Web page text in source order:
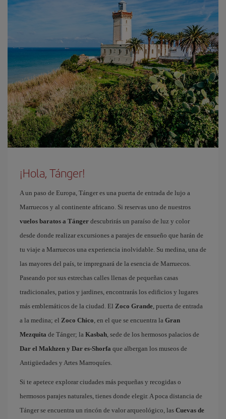
¡Hola, Tánger!
A un paso de Europa, Tánger es una puerta de entrada de lujo a
Marruecos y al continente africano. Si reservas uno de nuestros
vuelos baratos a Tánger descubrirás un paraíso de luz y color
desde donde realizar excursiones a parajes de ensueño que harán de
tu viaje a Marruecos una experiencia inolvidable. Su medina, una de
las mayores del país, te impregnará de la esencia de Marruecos.
Paseando por sus estrechas calles llenas de pequeñas casas
tradicionales, patios y jardines, encontrarás los edificios y lugares
más emblemáticos de la ciudad. El Zoco Grande, puerta de entrada
a la medina; el Zoco Chico, en el que se encuentra la Gran
Mezquita de Tánger; la Kasbah, sede de los hermosos palacios de
Dar el Makhzen y Dar es-Shorfa que albergan los museos de
Antigüedades y Artes Marroquíes.
Si te apetece explorar ciudades más pequeñas y recogidas o
hermosos parajes naturales, tienes donde elegir. A poca distancia de
Tánger se encuentra un rincón de valor arqueológico, las Cuevas de